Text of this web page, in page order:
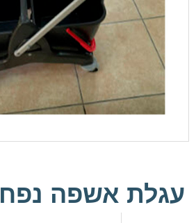
עגלת אשפה נפח 360